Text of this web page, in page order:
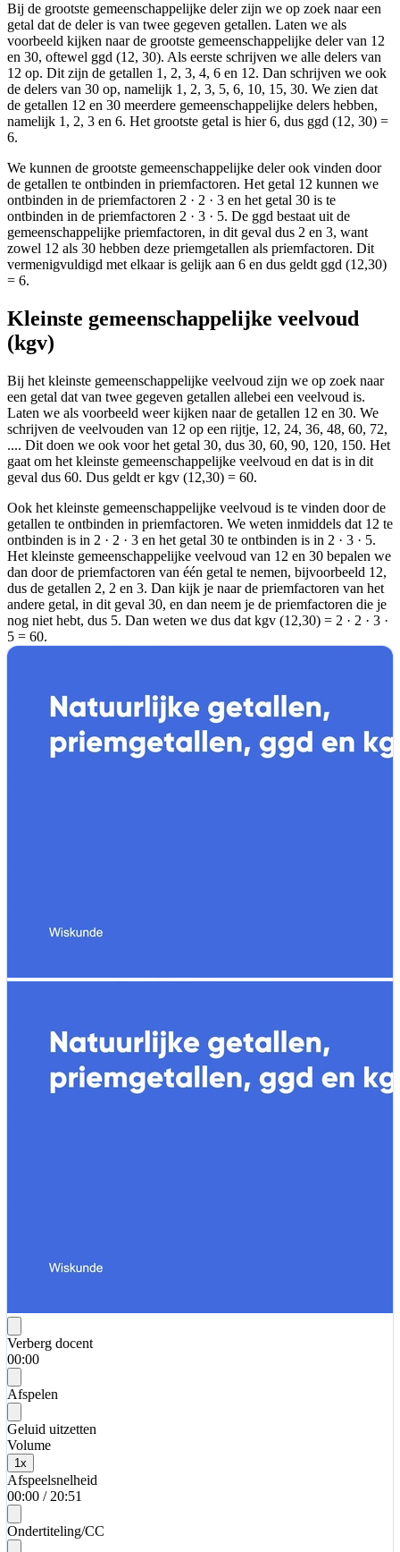
Bij de grootste gemeenschappelijke deler zijn we op zoek naar een
getal dat de deler is van twee gegeven getallen. Laten we als
voorbeeld kijken naar de grootste gemeenschappelijke deler van 12
en 30, oftewel ggd (12, 30). Als eerste schrijven we alle delers van
12 op. Dit zijn de getallen 1, 2, 3, 4, 6 en 12. Dan schrijven we ook
de delers van 30 op, namelijk 1, 2, 3, 5, 6, 10, 15, 30. We zien dat
de getallen 12 en 30 meerdere gemeenschappelijke delers hebben,
namelijk 1, 2, 3 en 6. Het grootste getal is hier 6, dus ggd (12, 30) =
6.
We kunnen de grootste gemeenschappelijke deler ook vinden door
de getallen te ontbinden in priemfactoren. Het getal 12 kunnen we
ontbinden in de priemfactoren 2 · 2 · 3 en het getal 30 is te
ontbinden in de priemfactoren 2 · 3 · 5. De ggd bestaat uit de
gemeenschappelijke priemfactoren, in dit geval dus 2 en 3, want
zowel 12 als 30 hebben deze priemgetallen als priemfactoren. Dit
vermenigvuldigd met elkaar is gelijk aan 6 en dus geldt ggd (12,30)
= 6.
Kleinste gemeenschappelijke veelvoud
(kgv)
Bij het kleinste gemeenschappelijke veelvoud zijn we op zoek naar
een getal dat van twee gegeven getallen allebei een veelvoud is.
Laten we als voorbeeld weer kijken naar de getallen 12 en 30. We
schrijven de veelvouden van 12 op een rijtje, 12, 24, 36, 48, 60, 72,
.... Dit doen we ook voor het getal 30, dus 30, 60, 90, 120, 150. Het
gaat om het kleinste gemeenschappelijke veelvoud en dat is in dit
geval dus 60. Dus geldt er kgv (12,30) = 60.
Ook het kleinste gemeenschappelijke veelvoud is te vinden door de
getallen te ontbinden in priemfactoren. We weten inmiddels dat 12 te
ontbinden is in 2 · 2 · 3 en het getal 30 te ontbinden is in 2 · 3 · 5.
Het kleinste gemeenschappelijke veelvoud van 12 en 30 bepalen we
dan door de priemfactoren van één getal te nemen, bijvoorbeeld 12,
dus de getallen 2, 2 en 3. Dan kijk je naar de priemfactoren van het
andere getal, in dit geval 30, en dan neem je de priemfactoren die je
nog niet hebt, dus 5. Dan weten we dus dat kgv (12,30) = 2 · 2 · 3 ·
5 = 60.
Verberg docent
00:00
Afspelen
Geluid uitzetten
Volume
1x
Afspeelsnelheid
00:00 / 20:51
Ondertiteling/CC